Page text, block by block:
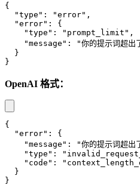
{
"type" : "error" ,
"error" :
{
"type" : "prompt_limit" ,
"message" :
"你的提示词超
}
}
OpenAI 格式：
{
"error" :
{
"message" : "你的提示词超
"type" :
"code" :
}
}